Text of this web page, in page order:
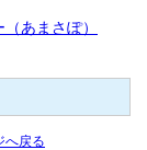
あまさぽ）
へ戻る